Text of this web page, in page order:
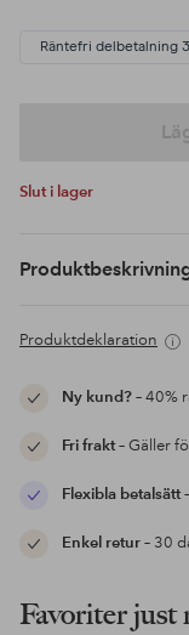
Räntefri delbetalning
Slut i lager
Produktdeklaration
Ny kund?– 40%
Fri frakt– Gäller
Flexibla betalsätt
Enkel retur– 30
Favoriter just